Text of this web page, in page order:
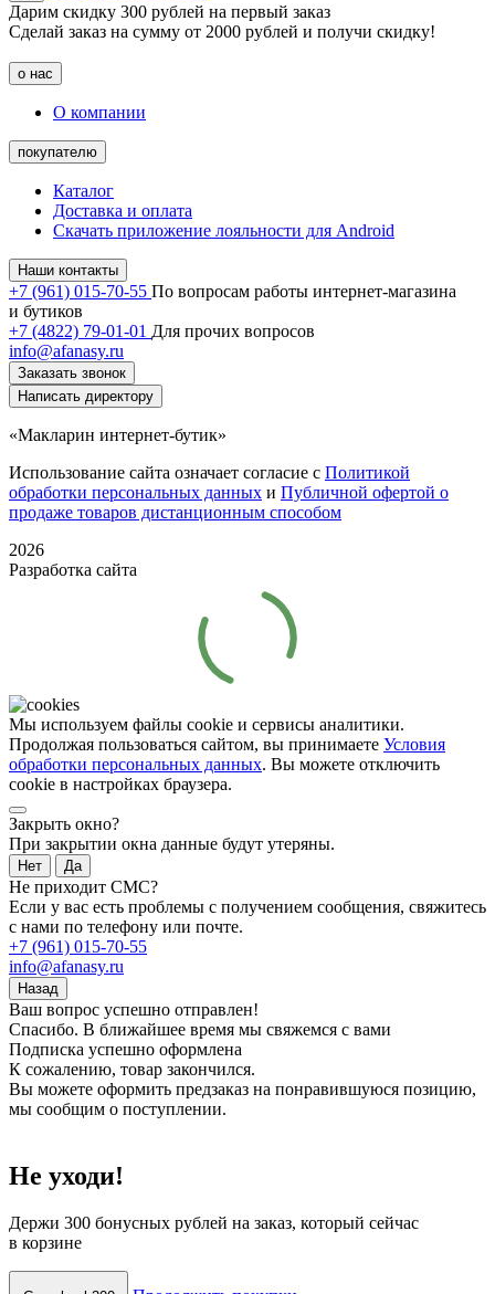
Дарим скидку 300 рублей на первый заказ
Сделай заказ на сумму от 2000 рублей и получи скидку!
о нас
О компании
покупателю
Каталог
Доставка и оплата
Скачать приложение лояльности для Android
Наши контакты
+7 (961) 015-70-55 По вопросам работы интернет-магазина
и бутиков
+7 (4822) 79-01-01 Для прочих вопросов
info@afanasy.ru
Заказать звонок
Написать директору
«Макларин интернет-бутик»
Использование сайта означает согласие с Политикой
обработки персональных данных и Публичной офертой о
продаже товаров дистанционным способом
2026
Разработка сайта
Мы используем файлы cookie и сервисы аналитики.
Продолжая пользоваться сайтом, вы принимаете Условия
обработки персональных данных. Вы можете отключить
cookie в настройках браузера.
Закрыть окно?
При закрытии окна данные будут утеряны.
Нет Да
Не приходит СМС?
Если у вас есть проблемы с получением сообщения, свяжитесь
с нами по телефону или почте.
+7 (961) 015-70-55
info@afanasy.ru
Назад
Ваш вопрос успешно отправлен!
Спасибо. В ближайшее время мы свяжемся с вами
Подписка успешно оформлена
К сожалению, товар закончился.
Вы можете оформить предзаказ на понравившуюся позицию,
мы сообщим о поступлении.
Не уходи!
Держи 300 бонусных рублей на заказ, который сейчас
в корзине